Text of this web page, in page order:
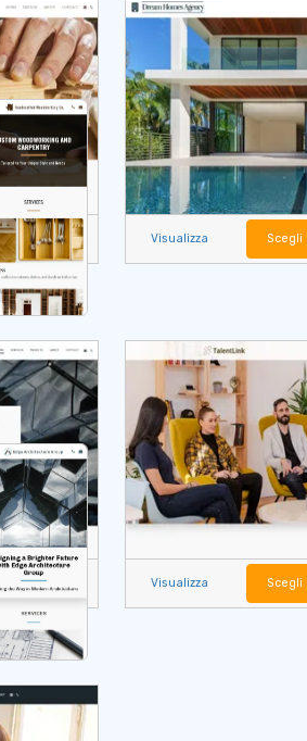
Visualizza Scegli
Visualizza Scegli